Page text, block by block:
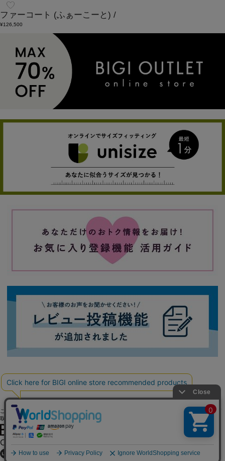
ファーコート (ふぁーこーと) /
¥126,500
ご利用ガイド よくある質問 お問い合わせ 個人情報保護方針
特定商
取引法に基づく表記
OFFICIAL SNS